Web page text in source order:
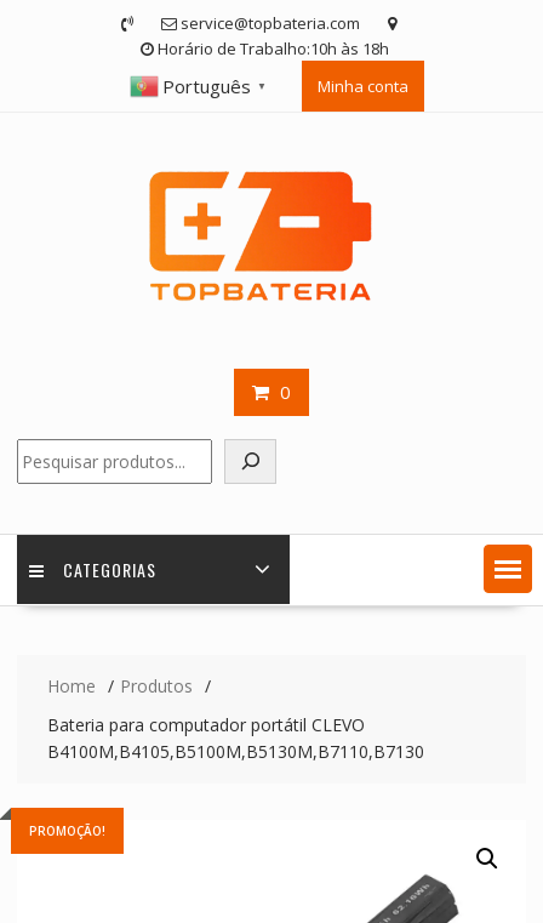
service@topbateria.com
Horário de Trabalho:10h às 18h
Português ▼ Minha conta
0
CATEGORIAS
Home
Produtos
Bateria para computador portátil CLEVO
B4100M,B4105,B5100M,B5130M,B7110,B7130
PROMOÇÃO!